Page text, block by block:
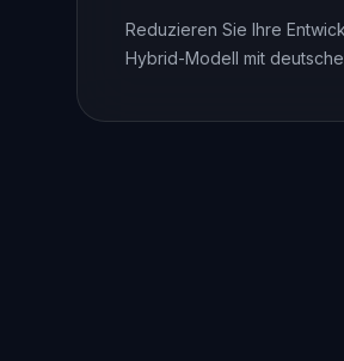
Reduzieren Sie Ihre
Hybrid-Modell mit